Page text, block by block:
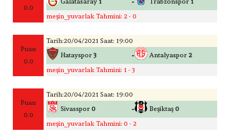
0.0
meşin_yuvarlak Tahmini: 2 - 0
Puan
0.0
Tarih:20/04/2021 Saat: 19:00
Hatayspor 3 - Antalyaspor 2
meşin_yuvarlak Tahmini: 1 - 3
Puan
0.0
Tarih:20/04/2021 Saat: 19:00
Sivasspor 0 - Beşiktaş 0
meşin_yuvarlak Tahmini: 0 - 2